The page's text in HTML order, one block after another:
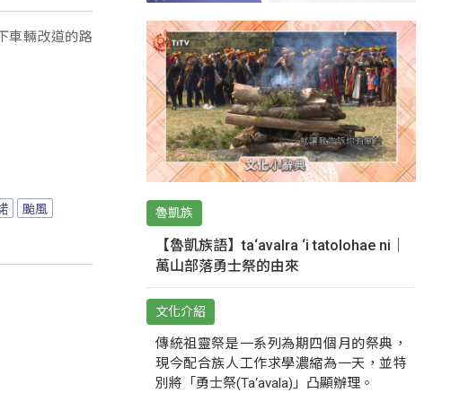
車輛改道的路
颱風 魯凱族
【魯凱族語】ta‘avalra ‘i tatolohae ni｜
萬山部落勇士祭的由來
文化介紹
傳統祖靈祭是一系列為期四個月的祭典，
現今配合族人工作求學濃縮為一天，並特
別將「勇士祭(Ta‘avala)」凸顯辦理。